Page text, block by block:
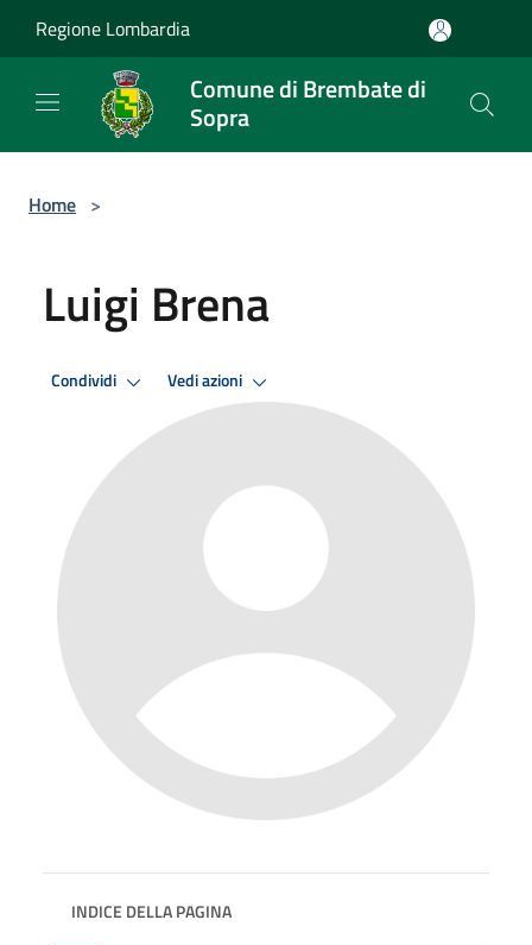
Regione Lombardia
Comune di Brembate di
Sopra
Home >
Luigi Brena
Condividi Vedi azioni
INDICE DELLA PAGINA